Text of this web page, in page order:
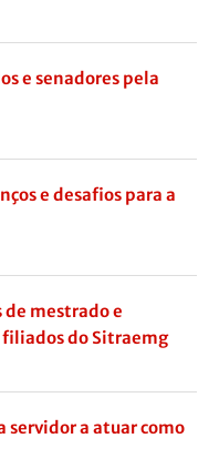
e senadores pela
e desafios para a
de mestrado e
do Sitraemg
servidor a atuar como